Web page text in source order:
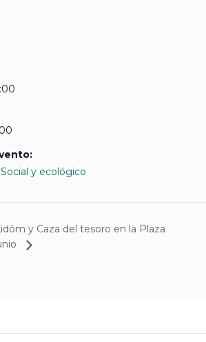
Social y ecológico
y Caza del tesoro en la Plaza